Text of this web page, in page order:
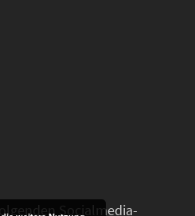
Socialmedia-